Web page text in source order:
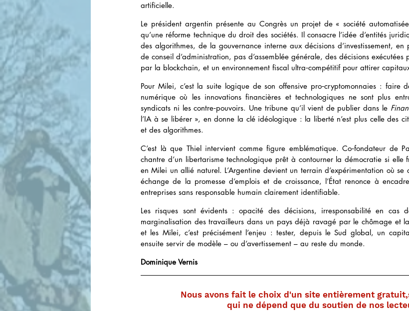
artificielle.
Le président argentin présente au Congrès un projet de « société
qu’une réforme technique du droit des sociétés. Il consacre l’idée d’entités
des algorithmes, de la gouvernance interne aux décisions d’investissement,
de conseil d’administration, pas d’assemblée générale, des décisions exécutées
par la blockchain, et un environnement fiscal ultra‑compétitif pour attirer
Pour Milei, c’est la suite logique de son offensive pro‑cryptomonnaies : faire
numérique où les innovations financières et technologiques ne sont plus
syndicats ni les contre‑pouvoirs. Une tribune qu’il vient de publier dans le
l’IA à se libérer », en donne la clé idéologique : la liberté n’est plus celle des
et des algorithmes.
C’est là que Thiel intervient comme figure emblématique. Co‑fondateur de
chantre d’un libertarisme technologique prêt à contourner la démocratie si elle
en Milei un allié naturel. L’Argentine devient un terrain d’expérimentation où
échange de la promesse d’emplois et de croissance, l’État renonce à
entreprises sans responsable humain clairement identifiable.
Les risques sont évidents : opacité des décisions, irresponsabilité en cas
marginalisation des travailleurs dans un pays déjà ravagé par le chômage et
et les Milei, c’est précisément l’enjeu : tester, depuis le Sud global, un
ensuite servir de modèle – ou d’avertissement – au reste du monde.
Dominique Vernis
Nous avons fait le choix d'un site entièrement
qui ne dépend que du soutien de nos